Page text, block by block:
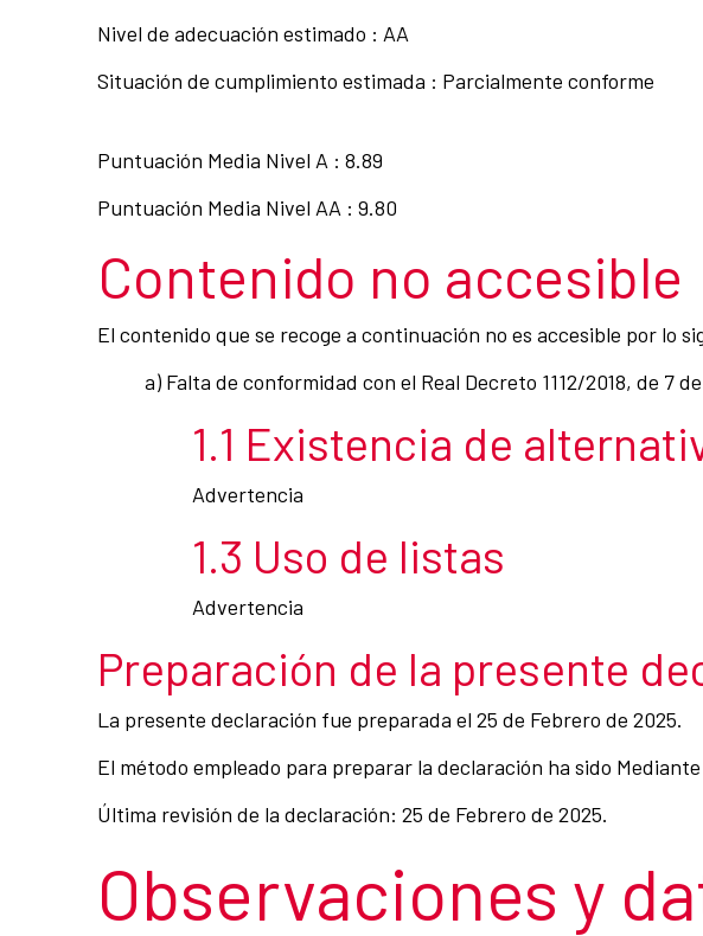
Nivel de adecuación estimado : AA
Situación de cumplimiento estimada : Parcialmente conforme
Puntuación Media Nivel A : 8.89
Puntuación Media Nivel AA : 9.80
Contenido no accesible
El contenido que se recoge a continuación no es accesible por lo
a) Falta de conformidad con el Real Decreto 1112/2018, de 7
1.1 Existencia de
Advertencia
1.3 Uso de listas
Advertencia
Preparación de la presente
La presente declaración fue preparada el 25 de Febrero de 2025.
El método empleado para preparar la declaración ha sido
Última revisión de la declaración: 25 de Febrero de 2025.
Observaciones y